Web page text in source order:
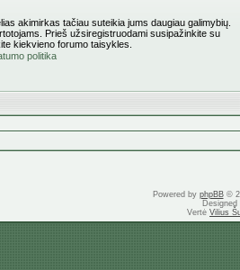
akimirkas tačiau suteikia jums daugiau galimybių.
Prieš užsiregistruodami susipažinkite su
kiekvieno forumo taisykles.
politika
Powered by phpBB©
Designed
Vertė Vilius